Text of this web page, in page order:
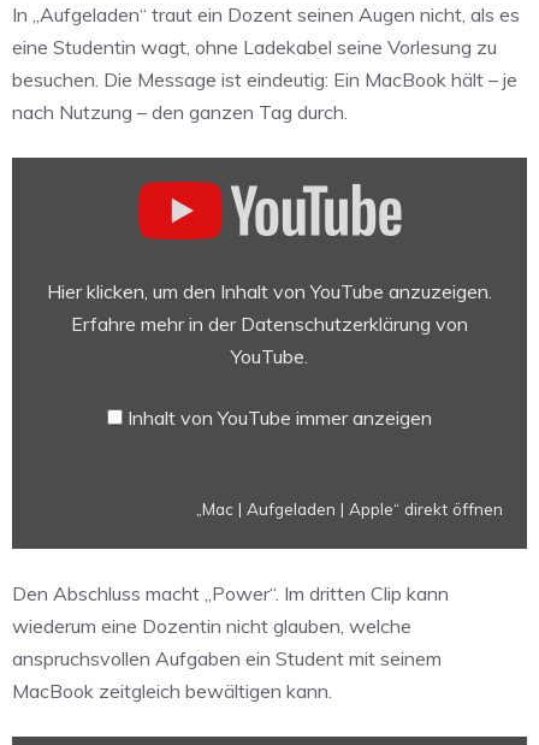
In „Aufgeladen“ traut ein Dozent seinen Augen nicht, als es
eine Studentin wagt, ohne Ladekabel seine Vorlesung zu
besuchen. Die Message ist eindeutig: Ein MacBook hält – je
nach Nutzung – den ganzen Tag durch.
Apple“Hier klicken, um den Inhalt von YouTube anzuzeigen.
Erfahre mehr in der Datenschutzerklärung von
YouTube
Inhalt von YouTube immer anzeigen
„Mac | Aufgeladen | Apple“ direkt öffnen
Den Abschluss macht „Power“. Im dritten Clip kann
wiederum eine Dozentin nicht glauben, welche
anspruchsvollen Aufgaben ein Student mit seinem
MacBook zeitgleich bewältigen kann.